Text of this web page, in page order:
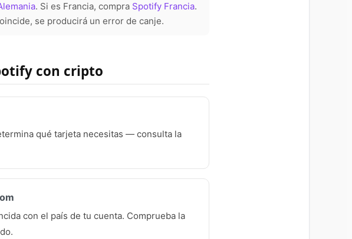
. Si es Francia, compra Spotify Francia.
se producirá un error de canje.
con cripto
qué tarjeta necesitas — consulta la
con el país de tu cuenta. Comprueba la